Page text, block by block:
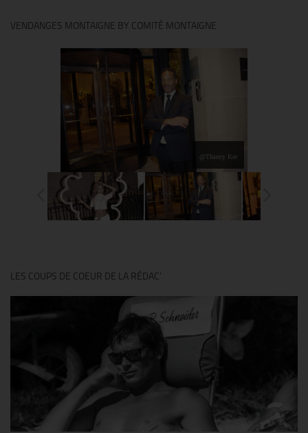
VENDANGES MONTAIGNE BY COMITÉ MONTAIGNE
@Thierry Ker
LES COUPS DE COEUR DE LA RÉDAC’